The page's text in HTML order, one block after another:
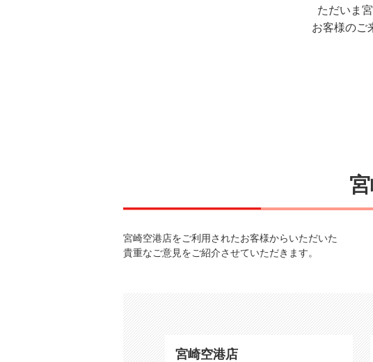
ただいま
お客様のご
宮崎空港店をご利用されたお客様からいただいた
貴重なご意見をご紹介させていただきます。
宮崎空港店